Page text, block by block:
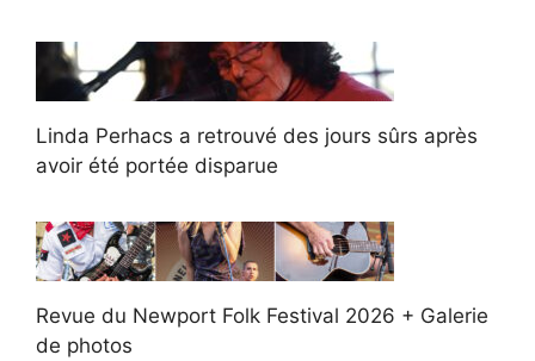
Linda Perhacs a retrouvé des jours sûrs après
avoir été portée disparue
Revue du Newport Folk Festival 2026 + Galerie
de photos